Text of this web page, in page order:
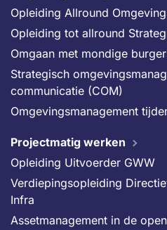
Opleiding Allround
Opleiding tot allround
Omgaan met mondige
Strategisch
communicatie (COM)
Omgevingsmanagement
Projectmatig werken
Opleiding Uitvoerder GWW
Verdiepingsopleiding
Infra
Assetmanagement in de